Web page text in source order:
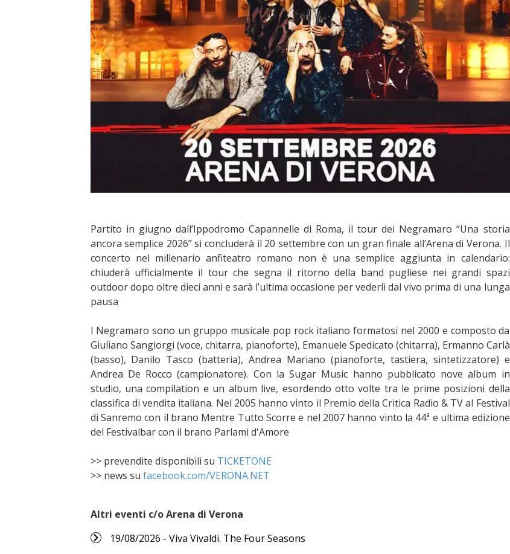
Partito in giugno dall’Ippodromo Capannelle di Roma, il tour dei Negramaro “Una storia
ancora semplice 2026” si concluderà il 20 settembre con un gran finale all’Arena di Verona. Il
concerto nel millenario anfiteatro romano non è una semplice aggiunta in calendario:
chiuderà ufficialmente il tour che segna il ritorno della band pugliese nei grandi spazi
outdoor dopo oltre dieci anni e sarà l’ultima occasione per vederli dal vivo prima di una lunga
pausa
I Negramaro sono un gruppo musicale pop rock italiano formatosi nel 2000 e composto da
Giuliano Sangiorgi (voce, chitarra, pianoforte), Emanuele Spedicato (chitarra), Ermanno Carlà
(basso), Danilo Tasco (batteria), Andrea Mariano (pianoforte, tastiera, sintetizzatore) e
Andrea De Rocco (campionatore). Con la Sugar Music hanno pubblicato nove album in
studio, una compilation e un album live, esordendo otto volte tra le prime posizioni della
classifica di vendita italiana. Nel 2005 hanno vinto il Premio della Critica Radio & TV al Festival
di Sanremo con il brano Mentre Tutto Scorre e nel 2007 hanno vinto la 44ª e ultima edizione
del Festivalbar con il brano Parlami d'Amore
>> prevendite disponibili su TICKETONE
>> news su facebook.com/VERONA.NET
Altri eventi c/o Arena di Verona
19/08/2026 - Viva Vivaldi. The Four Seasons